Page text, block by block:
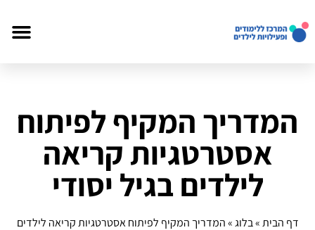
המדריך המקיף לפיתוח
אסטרטגיות קריאה
לילדים בגיל יסודי
דף הבית»בלוג»המדריך המקיף לפיתוח אסטרטגיות קריאה לילדים